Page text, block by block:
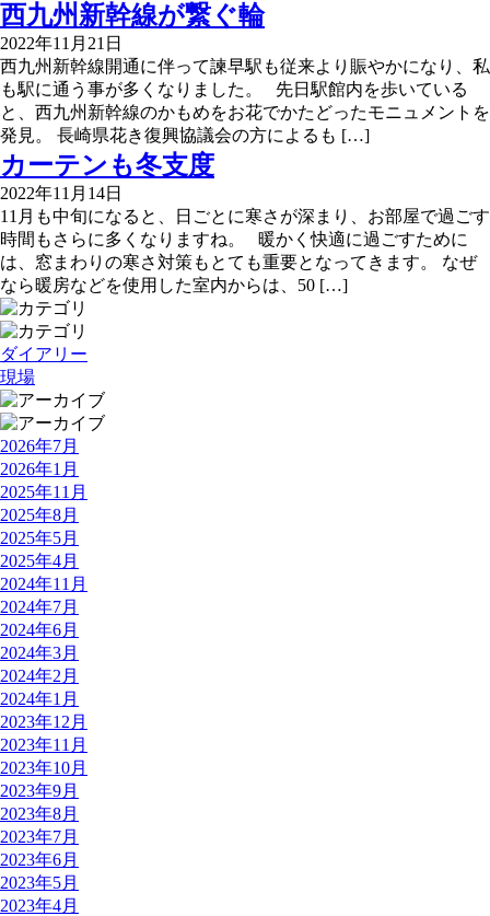
西九州新幹線が繋ぐ輪
2022年11月21日
西九州新幹線開通に伴って諫早駅も従来より賑やかになり、私
も駅に通う事が多くなりました。 先日駅館内を歩いている
と、西九州新幹線のかもめをお花でかたどったモニュメントを
発見。 長崎県花き復興協議会の方によるも […]
カーテンも冬支度
2022年11月14日
11月も中旬になると、日ごとに寒さが深まり、お部屋で過ごす
時間もさらに多くなりますね。 暖かく快適に過ごすために
は、窓まわりの寒さ対策もとても重要となってきます。 なぜ
なら暖房などを使用した室内からは、50 […]
ダイアリー
現場
2026年7月
2026年1月
2025年11月
2025年8月
2025年5月
2025年4月
2024年11月
2024年7月
2024年6月
2024年3月
2024年2月
2024年1月
2023年12月
2023年11月
2023年10月
2023年9月
2023年8月
2023年7月
2023年6月
2023年5月
2023年4月